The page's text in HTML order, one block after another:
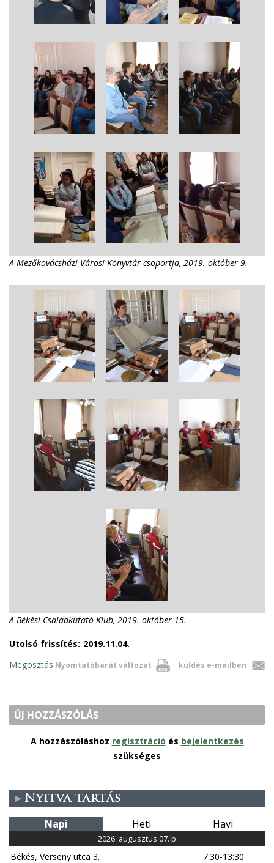
A Mezőkovácsházi Városi Könyvtár csoportja, 2019. október 9.
A Békési Családkutató Klub, 2019. október 15.
Utolsó frissítés: 2019.11.04.
Nyomtatóbarát változat küldés e-mailben
Megosztás
ÚJ HOZZÁSZÓLÁS
A hozzászóláshoz regisztráció és bejelentkezés
szükséges
Nyitva tartás
Napi Heti Havi
2026. augusztus 07. p
Békés, Verseny utca 3.
7:30-13:30